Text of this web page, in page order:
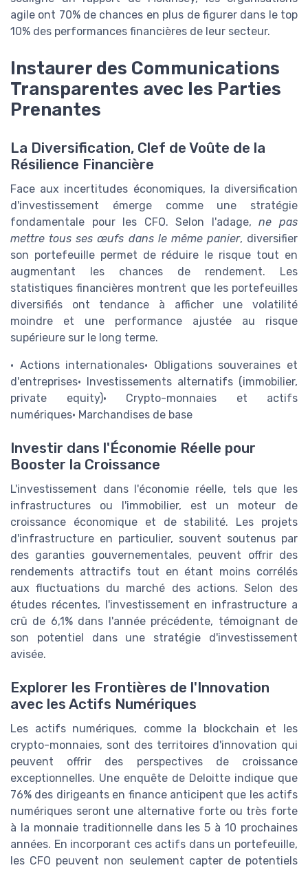
agile ont 70% de chances en plus de figurer dans le top
10% des performances financières de leur secteur.
Instaurer des Communications
Transparentes avec les Parties
Prenantes
La Diversification, Clef de Voûte de la
Résilience Financière
Face aux incertitudes économiques, la diversification
d'investissement émerge comme une stratégie
fondamentale pour les CFO. Selon l'adage,ne pas
mettre tous ses œufs dans le même panier, diversifier
son portefeuille permet de réduire le risque tout en
augmentant les chances de rendement. Les
statistiques financières montrent que les portefeuilles
diversifiés ont tendance à afficher une volatilité
moindre et une performance ajustée au risque
supérieure sur le long terme.
• Actions internationales• Obligations souveraines et
d'entreprises• Investissements alternatifs (immobilier,
private equity)• Crypto-monnaies et actifs
numériques• Marchandises de base
Investir dans l'Économie Réelle pour
Booster la Croissance
L'investissement dans l'économie réelle, tels que les
infrastructures ou l'immobilier, est un moteur de
croissance économique et de stabilité. Les projets
d'infrastructure en particulier, souvent soutenus par
des garanties gouvernementales, peuvent offrir des
rendements attractifs tout en étant moins corrélés
aux fluctuations du marché des actions. Selon des
études récentes, l'investissement en infrastructure a
crû de 6,1% dans l'année précédente, témoignant de
son potentiel dans une stratégie d'investissement
avisée.
Explorer les Frontières de l'Innovation
avec les Actifs Numériques
Les actifs numériques, comme la blockchain et les
crypto-monnaies, sont des territoires d'innovation qui
peuvent offrir des perspectives de croissance
exceptionnelles. Une enquête de Deloitte indique que
76% des dirigeants en finance anticipent que les actifs
numériques seront une alternative forte ou très forte
à la monnaie traditionnelle dans les 5 à 10 prochaines
années. En incorporant ces actifs dans un portefeuille,
les CFO peuvent non seulement capter de potentiels